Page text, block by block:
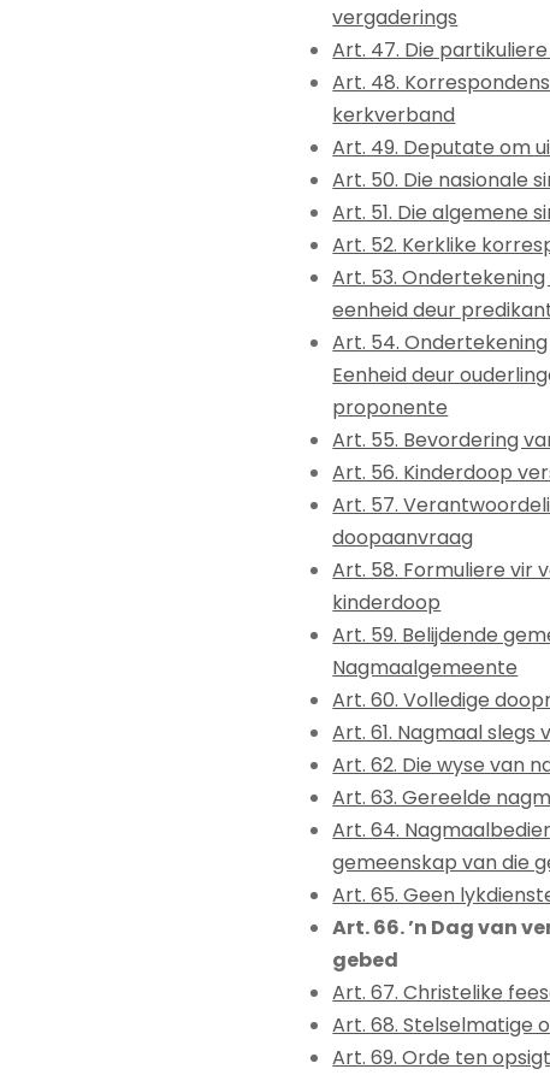
vergaderings
Art. 47. Die
Art. 48.
kerkverband
Art. 49. Deputate om
Art. 50. Die nasionale
Art. 51. Die algemene
Art. 52. Kerklike
Art. 53.
eenheid deur
Art. 54.
Eenheid deur
proponente
Art. 55. Bevordering
Art. 56. Kinderdoop
Art. 57.
doopaanvraag
Art. 58. Formuliere vir
kinderdoop
Art. 59. Belijdende
Nagmaalgemeente
Art. 60. Volledige
Art. 61. Nagmaal slegs
Art. 62. Die wyse van
Art. 63. Gereelde
Art. 64.
gemeenskap van die
Art. 65. Geen
Art. 66. ’n Dag van
gebed
Art. 67. Christelike
Art. 68. Stelselmatige
Art. 69. Orde ten